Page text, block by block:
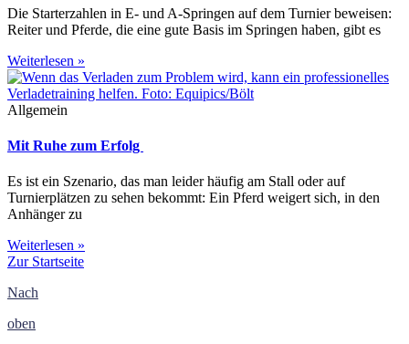
Die Starterzahlen in E- und A-Springen auf dem Turnier beweisen:
Reiter und Pferde, die eine gute Basis im Springen haben, gibt es
Weiterlesen »
Allgemein
Mit Ruhe zum Erfolg
Es ist ein Szenario, das man leider häufig am Stall oder auf
Turnierplätzen zu sehen bekommt: Ein Pferd weigert sich, in den
Anhänger zu
Weiterlesen »
Zur Startseite
Nach
oben